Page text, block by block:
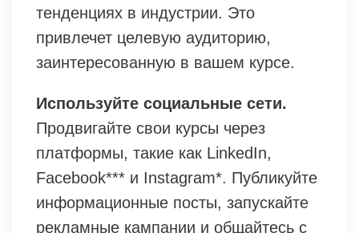
тенденциях в индустрии. Это
привлечет целевую аудиторию,
заинтересованную в вашем курсе.
Используйте социальные сети.
Продвигайте свои курсы через
платформы, такие как LinkedIn,
Facebook*** и Instagram*. Публикуйте
информационные посты, запускайте
рекламные кампании и общайтесь с